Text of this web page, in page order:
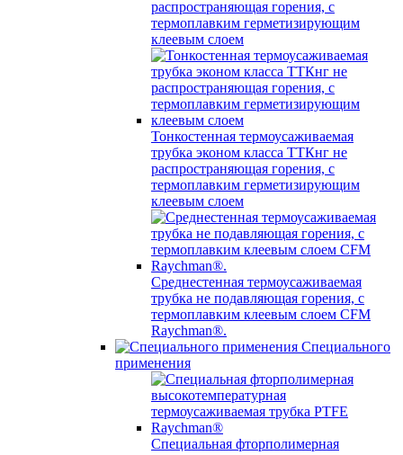
распространяющая горения, с
термоплавким герметизирующим
клеевым слоем
Тонкостенная термоусаживаемая
трубка эконом класса ТТКнг не
распространяющая горения, с
термоплавким герметизирующим
клеевым слоем
Среднестенная термоусаживаемая
трубка не подавляющая горения, с
термоплавким клеевым слоем CFM
Raychman®.
Специального
применения
Специальная фторполимерная